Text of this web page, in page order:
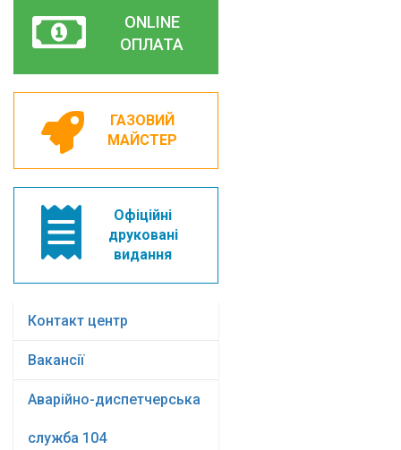
ONLINE
ОПЛАТА
ГАЗОВИЙ
МАЙСТЕР
Офіційні
друковані
видання
Контакт центр
Вакансії
Аварійно-диспетчерська
служба 104